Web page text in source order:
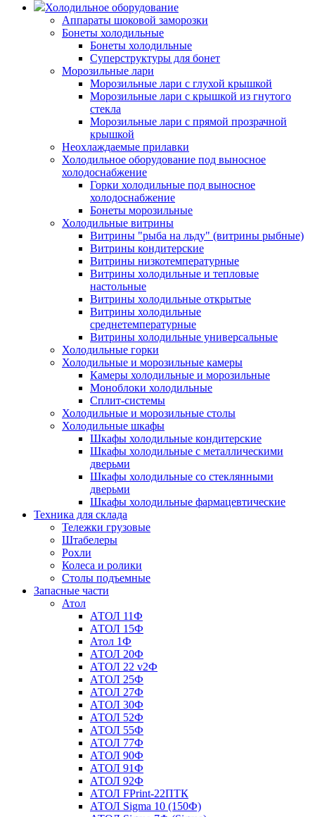
Холодильное оборудование
Аппараты шоковой заморозки
Бонеты холодильные
Бонеты холодильные
Суперструктуры для бонет
Морозильные лари
Морозильные лари с глухой крышкой
Морозильные лари с крышкой из гнутого
стекла
Морозильные лари с прямой прозрачной
крышкой
Неохлаждаемые прилавки
Холодильное оборудование под выносное
холодоснабжение
Горки холодильные под выносное
холодоснабжение
Бонеты морозильные
Холодильные витрины
Витрины "рыба на льду" (витрины рыбные)
Витрины кондитерские
Витрины низкотемпературные
Витрины холодильные и тепловые
настольные
Витрины холодильные открытые
Витрины холодильные
среднетемпературные
Витрины холодильные универсальные
Холодильные горки
Холодильные и морозильные камеры
Камеры холодильные и морозильные
Моноблоки холодильные
Сплит-системы
Холодильные и морозильные столы
Холодильные шкафы
Шкафы холодильные кондитерские
Шкафы холодильные с металлическими
дверьми
Шкафы холодильные со стеклянными
дверьми
Шкафы холодильные фармацевтические
Техника для склада
Тележки грузовые
Штабелеры
Рохли
Колеса и ролики
Столы подъемные
Запасные части
Атол
АТОЛ 11Ф
АТОЛ 15Ф
Атол 1Ф
АТОЛ 20Ф
АТОЛ 22 v2Ф
АТОЛ 25Ф
АТОЛ 27Ф
АТОЛ 30Ф
АТОЛ 52Ф
АТОЛ 55Ф
АТОЛ 77Ф
АТОЛ 90Ф
АТОЛ 91Ф
АТОЛ 92Ф
АТОЛ FPrint-22ПТК
АТОЛ Sigma 10 (150Ф)